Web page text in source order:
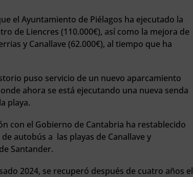
el Ayuntamiento de Piélagos ha ejecutado la
de Liencres (110.000€), así como la mejora de
y Canallave (62.000€), al tiempo que ha
puso servicio de un nuevo aparcamiento
ahora se está ejecutando una nueva senda
playa.
con el Gobierno de Cantabria ha restablecido
autobús a las playas de Canallave y
Santander.
2024, se recuperó después de cuatro años el